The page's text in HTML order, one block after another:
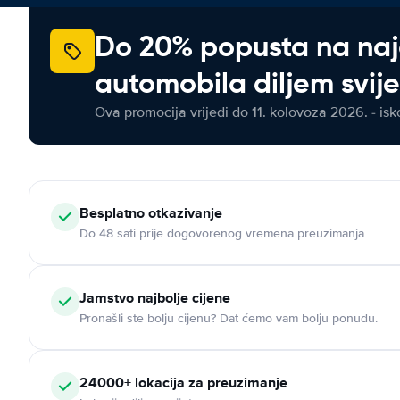
Do 20% popusta na
automobila diljem
Ova promocija vrijedi do 11. kolovoza 2026. -
Besplatno otkazivanje
Do 48 sati prije dogovorenog vremena preuzimanja
Jamstvo najbolje cijene
Pronašli ste bolju cijenu? Dat ćemo vam bolju ponudu.
24000+ lokacija za preuzimanje